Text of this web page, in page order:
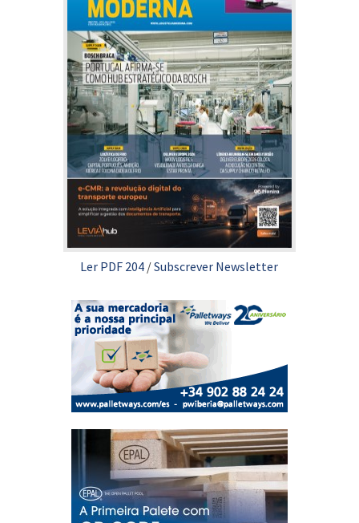
Ler PDF 204 /Subscrever Newsletter